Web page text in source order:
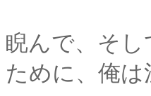
君が「も
睨んで、そ
ために、俺